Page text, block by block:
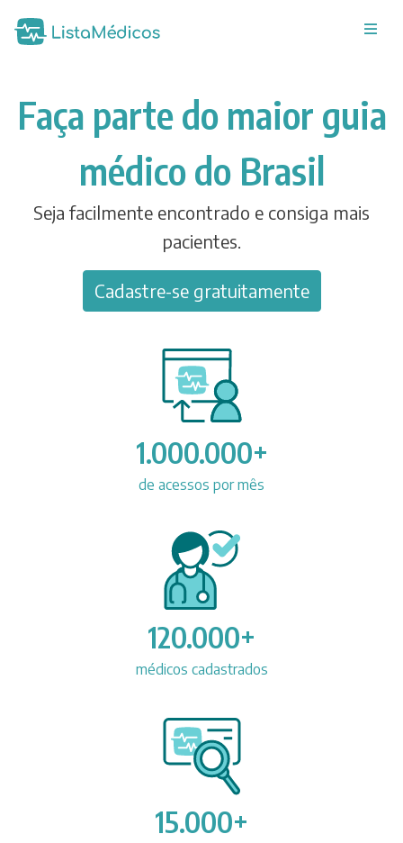
Faça parte do maior guia
médico do Brasil
Seja facilmente encontrado e consiga mais
pacientes.
Cadastre-se gratuitamente
1.000.000+
de acessos por mês
120.000+
médicos cadastrados
15.000+